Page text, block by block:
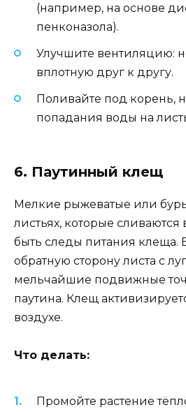
(например, на основе
пенконазола).
Улучшите вентиляцию:
вплотную друг к другу.
Поливайте под корень,
попадания воды на
6. Паутинный клещ
Мелкие рыжеватые или
листьях, которые сливаются
быть следы питания клеща.
обратную сторону листа с
мельчайшие подвижные
паутина. Клещ
воздухе.
Что делать:
Промойте растение